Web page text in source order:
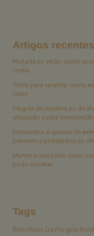
Artigos recentes
Nortada no verão: como
costa
Toldo para varanda: como
vento
Pérgola de madeira ou de
utilização e pela manutenção
Enoturismo e quintas de
premium e protegidos do
Manter o seu toldo como
pode cometer
Tags
Benefícios Da Pérgola